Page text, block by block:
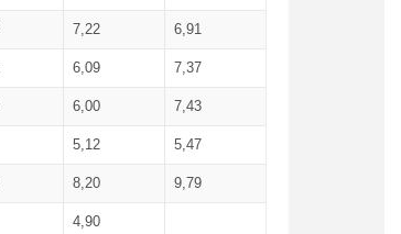
7,22 6,91
6,09 7,37
6,00 7,43
5,12 5,47
8,20 9,79
4,90